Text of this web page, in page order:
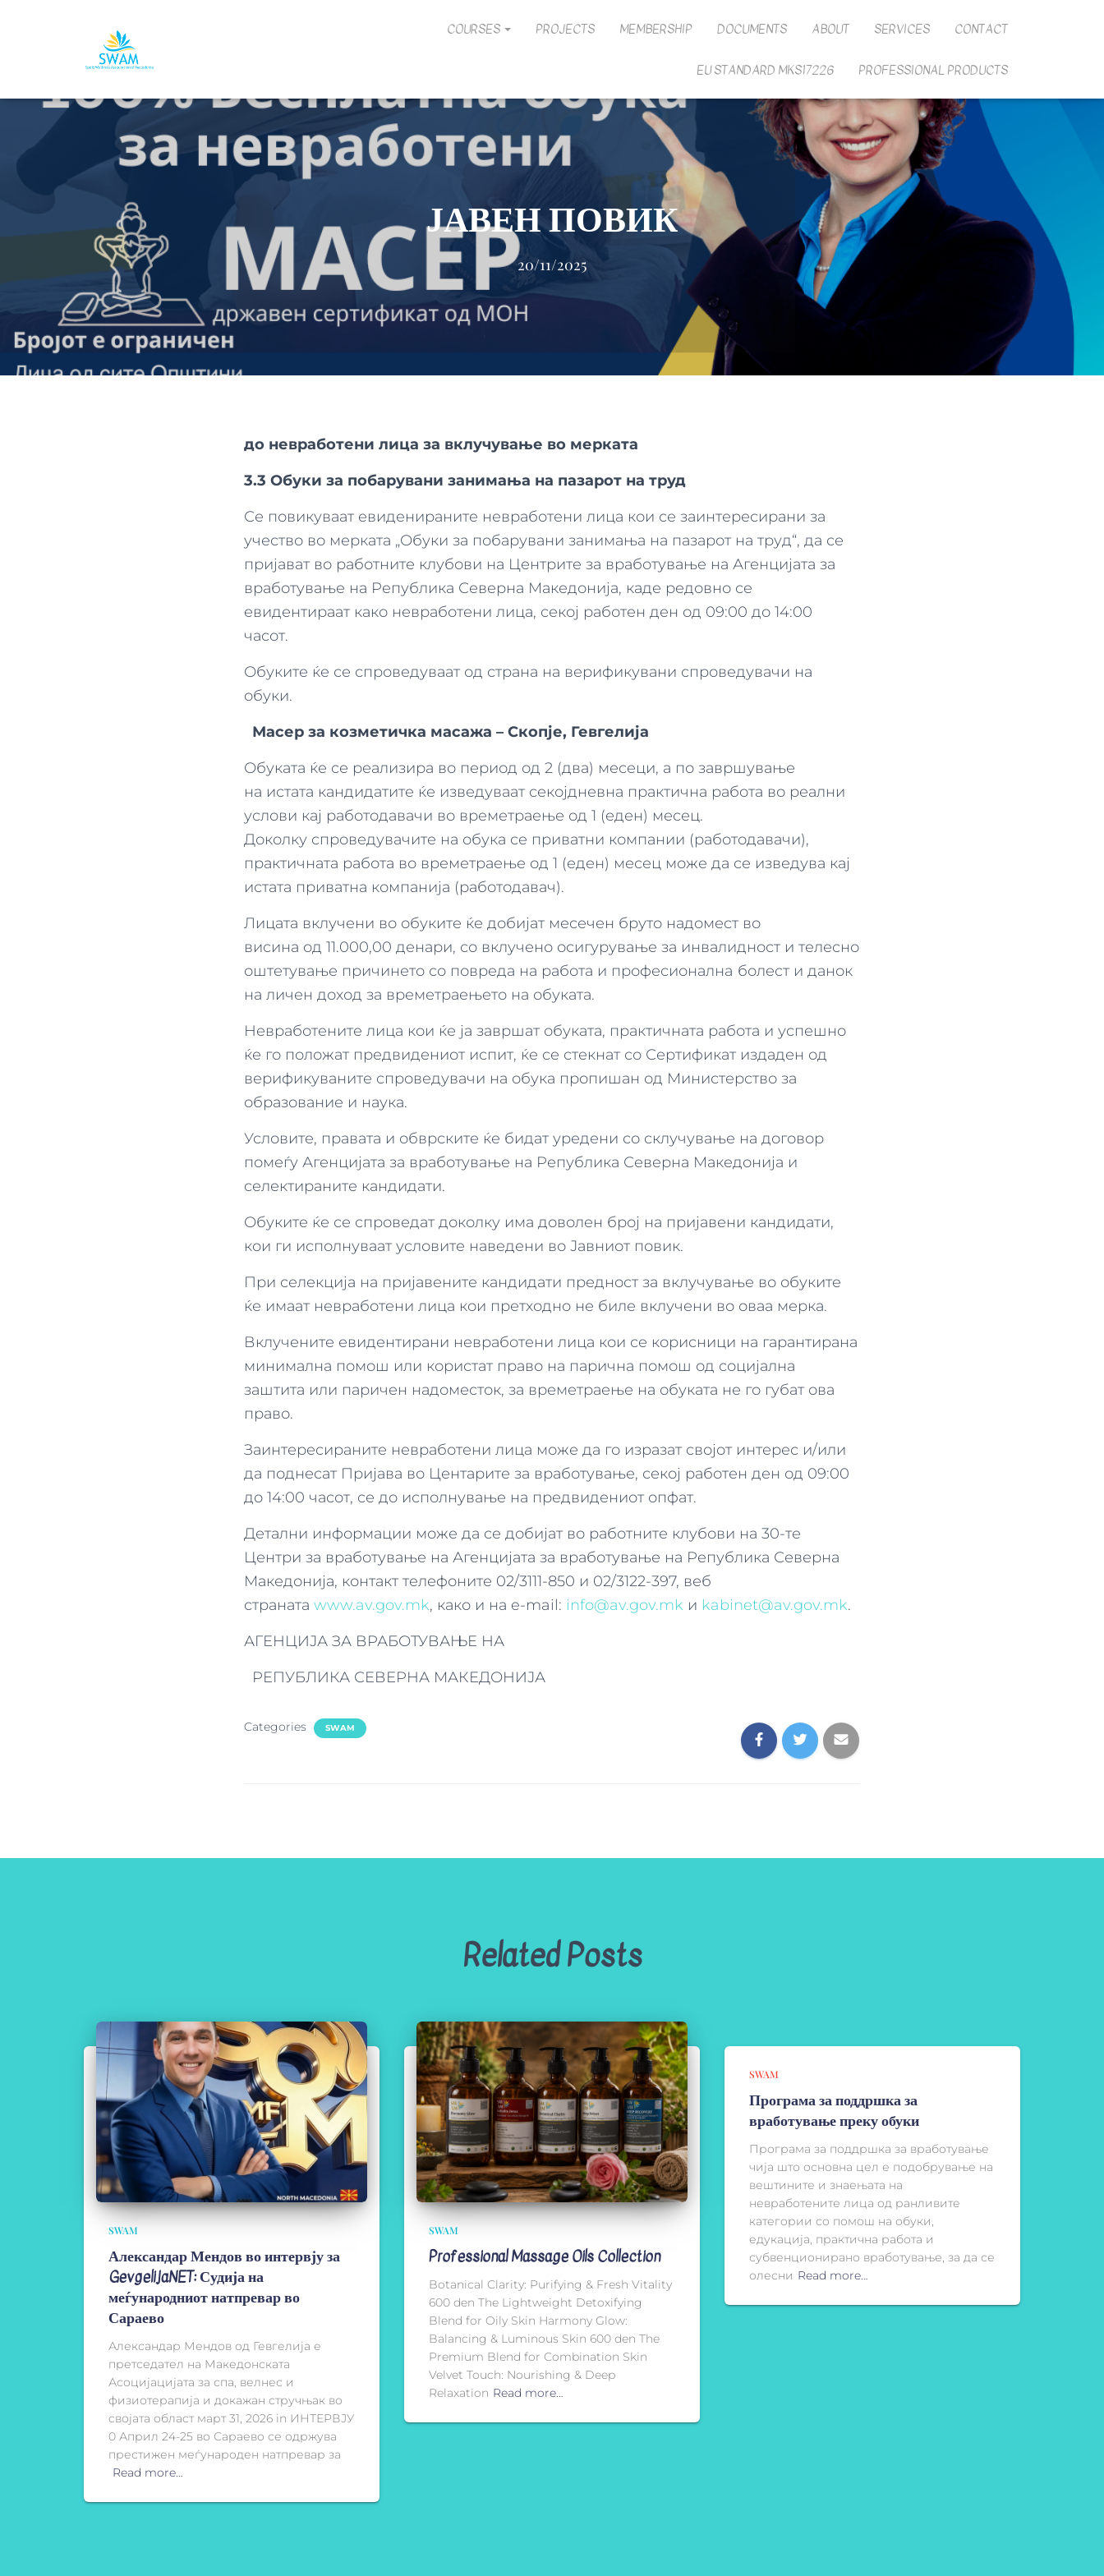
COURSES PROJECTS MEMBERSHIP DOCUMENTS ABOUT SERVICES CONTACT
EU STANDARD MKS17226 PROFESSIONAL PRODUCTS
ЈАВЕН ПОВИК
20/11/2025
до невработени лица за вклучување во мерката
3.3 Обуки за побарувани занимања на пазарот на труд
Се повикуваат евиденираните невработени лица кои се заинтересирани за
учество во мерката „Обуки за побарувани занимања на пазарот на труд“, да се
пријават во работните клубови на Центрите за вработување на Агенцијата за
вработување на Република Северна Македонија, каде редовно се
евидентираат како невработени лица, секој работен ден од 09:00 до 14:00
часот.
Обуките ќе се спроведуваат од страна на верификувани спроведувачи на
обуки.
Масер за козметичка масажа – Скопје, Гевгелија
Обуката ќе се реализира во период од 2 (два) месеци, а по завршување
на истата кандидатите ќе изведуваат секојдневна практична работа во реални
услови кај работодавачи во времетраење од 1 (еден) месец.
Доколку спроведувачите на обука се приватни компании (работодавачи),
практичната работа во времетраење од 1 (еден) месец може да се изведува кај
истата приватна компанија (работодавач).
Лицата вклучени во обуките ќе добијат месечен бруто надомест во
висина од 11.000,00 денари, со вклучено осигурување за инвалидност и телесно
оштетување причинето со повреда на работа и професионалнa болест и данок
на личен доход за времетраењето на обуката.
Невработените лица кои ќе ја завршат обуката, практичната работа и успешно
ќе го положат предвидениот испит, ќе се стекнат со Сертификат издаден од
верификуваните спроведувачи на обука пропишан од Министерство за
образование и наука.
Условите, правата и обврските ќе бидат уредени со склучување на договор
помеѓу Агенцијата за вработување на Република Северна Македонија и
селектираните кандидати.
Обуките ќе се спроведат доколку има доволен број на пријавени кандидати,
кои ги исполнуваат условите наведени во Јавниот повик.
При селекција на пријавените кандидати предност за вклучување во обуките
ќе имаат невработени лица кои претходно не биле вклучени во оваа мерка.
Вклучените евидентирани невработени лица кои се корисници на гарантирана
минимална помош или користат право на парична помош од социјална
заштита или паричен надоместок, за времетраење на обуката не го губат ова
право.
Заинтересираните невработени лица може да го изразат својот интерес и/или
да поднесат Пријава во Центарите за вработување, секој работен ден од 09:00
до 14:00 часот, се до исполнување на предвидениот опфат.
Детални информации може да се добијат во работните клубови на 30-те
Центри за вработување на Агенцијата за вработување на Република Северна
Македонија, контакт телефоните 02/3111-850 и 02/3122-397, веб
страната www.av.gov.mk, како и на e-mail: info@av.gov.mk и kabinet@av.gov.mk.
АГЕНЦИЈА ЗА ВРАБОТУВАЊЕ НА
РЕПУБЛИКА СЕВЕРНА МАКЕДОНИЈА
Categories SWAM
Related Posts
SWAM
Александар Мендов во интервју за
GevgelijaNET: Судија на
меѓународниот натпревар во
Сараево
Александар Мендов од Гевгелија е
претседател на Македонската
Асоцијацијата за спа, велнес и
физиотерапија и докажан стручњак во
својата област март 31, 2026 in ИНТЕРВЈУ
0 Април 24-25 во Сараево се одржува
престижен меѓународен натпревар за
Read more…
SWAM
Professional Massage Oils Collection
Botanical Clarity: Purifying & Fresh Vitality
600 den The Lightweight Detoxifying
Blend for Oily Skin Harmony Glow:
Balancing & Luminous Skin 600 den The
Premium Blend for Combination Skin
Velvet Touch: Nourishing & Deep
Relaxation Read more…
SWAM
Програма за поддршка за
вработување преку обуки
Програма за поддршка за вработување
чија што основна цел е подобрување на
вештините и знаењата на
невработените лица од ранливите
категории со помош на обуки,
едукација, практична работа и
субвенционирано вработување, за да се
олесни Read more…